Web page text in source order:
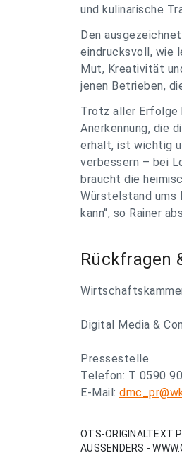
und kulinarische
Den
eindrucksvoll, wie
Mut, Kreativität
jenen Betrieben,
Trotz aller Erfolge
Anerkennung, die
erhält, ist wichtig
verbessern – bei
braucht die
Würstelstand ums
kann“, so Rainer
Rückfragen
Digital Media &
Pressestelle
Telefon: T 0590
E-Mail:
OTS-ORIGINALTEXT
AUSSENDERS -